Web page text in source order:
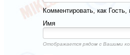
Комментировать, как Гость,
Имя
Отображается рядом с Вашими